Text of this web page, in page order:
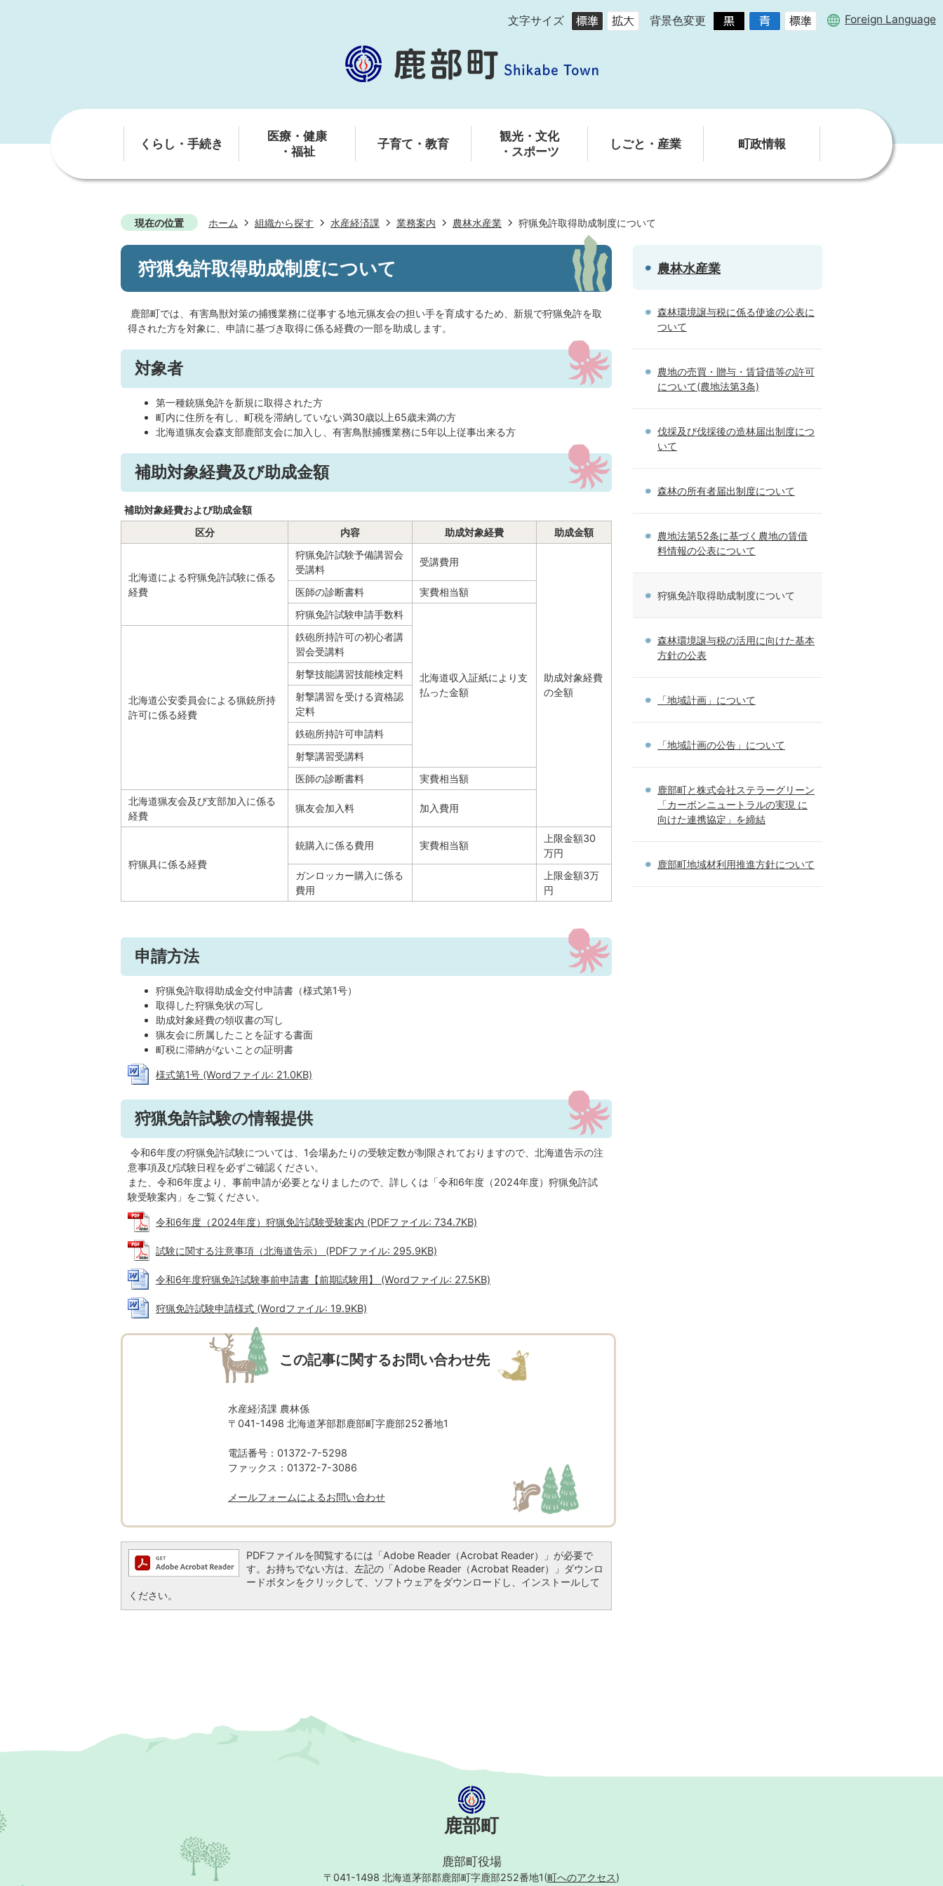
文字サイズ 背景色変更 Foreign Language
くらし・手続き
医療・健康
・福祉
子育て・教育
観光・文化
・スポーツ
しごと・産業 町政情報
現在の位置 ホーム 組織から探す 水産経済課 業務案内 農林水産業 狩猟免許取得助成制度について
狩猟免許取得助成制度について
鹿部町では、有害鳥獣対策の捕獲業務に従事する地元猟友会の担い手を育成するため、新規で狩猟免許を取
得された方を対象に、申請に基づき取得に係る経費の一部を助成します。
対象者
第一種銃猟免許を新規に取得された方
町内に住所を有し、町税を滞納していない満30歳以上65歳未満の方
北海道猟友会森支部鹿部支会に加入し、有害鳥獣捕獲業務に5年以上従事出来る方
補助対象経費及び助成金額
補助対象経費および助成金額
区分
内容 助成対象経費 助成金額
北海道による狩猟免許試験に係る
経費
狩猟免許試験予備講習会
受講料
受講費用
助成対象経費
の全額
医師の診断書料
実費相当額
狩猟免許試験申請手数料
北海道収入証紙により支
払った金額
北海道公安委員会による猟銃所持
許可に係る経費
鉄砲所持許可の初心者講
習会受講料
射撃技能講習技能検定料
射撃講習を受ける資格認
定料
鉄砲所持許可申請料
射撃講習受講料
医師の診断書料
実費相当額
北海道猟友会及び支部加入に係る
経費
猟友会加入料 加入費用
狩猟具に係る経費
銃購入に係る費用 実費相当額
上限金額30
万円
ガンロッカー購入に係る
費用
上限金額3万
円
申請方法
狩猟免許取得助成金交付申請書（様式第1号）
取得した狩猟免状の写し
助成対象経費の領収書の写し
猟友会に所属したことを証する書面
町税に滞納がないことの証明書
様式第1号 (Wordファイル: 21.0KB)
狩猟免許試験の情報提供
令和6年度の狩猟免許試験については、1会場あたりの受験定数が制限されておりますので、北海道告示の注
意事項及び試験日程を必ずご確認ください。
また、令和6年度より、事前申請が必要となりましたので、詳しくは「令和6年度（2024年度）狩猟免許試
験受験案内」をご覧ください。
令和6年度（2024年度）狩猟免許試験受験案内 (PDFファイル: 734.7KB)
試験に関する注意事項（北海道告示） (PDFファイル: 295.9KB)
令和6年度狩猟免許試験事前申請書【前期試験用】 (Wordファイル: 27.5KB)
狩猟免許試験申請様式 (Wordファイル: 19.9KB)
この記事に関するお問い合わせ先
水産経済課 農林係
〒041-1498 北海道茅部郡鹿部町字鹿部252番地1
電話番号：01372-7-5298
ファックス：01372-7-3086
メールフォームによるお問い合わせ
PDFファイルを閲覧するには「Adobe Reader（Acrobat Reader）」が必要で
す。お持ちでない方は、左記の「Adobe Reader（Acrobat Reader）」ダウンロ
ードボタンをクリックして、ソフトウェアをダウンロードし、インストールして
ください。
農林水産業
森林環境譲与税に係る使途の公表に
ついて
農地の売買・贈与・賃貸借等の許可
について(農地法第3条)
伐採及び伐採後の造林届出制度につ
いて
森林の所有者届出制度について
農地法第52条に基づく農地の賃借
料情報の公表について
狩猟免許取得助成制度について
森林環境譲与税の活用に向けた基本
方針の公表
「地域計画」について
「地域計画の公告」について
鹿部町と株式会社ステラーグリーン
「カーボンニュートラルの実現 に
向けた連携協定」を締結
鹿部町地域材利用推進方針について
鹿部町
鹿部町役場
〒041-1498 北海道茅部郡鹿部町字鹿部252番地1(町へのアクセス)